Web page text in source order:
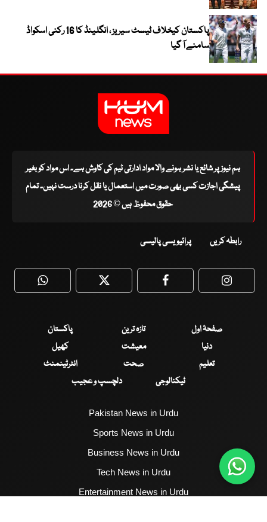
پاکستان کیخلاف ٹیسٹ سیریز ، انگلینڈ کا 16 رکنی اسکواڈ
سامنے آ گیا
ہم نیوز پر شائع یا نشر ہونے والا مواد ادارتی ٹیم کی کاوش ہے۔ اس مواد کو بغیر
پیشگی اجازت کسی بھی صورت میں استعمال یا نقل کرنا درست نہیں۔ تمام
حقوق محفوظ ہیں © 2026
رابطہ کریں پرائیویسی پالیسی
WhatsApp Twitter Facebook
صفحۂ اول تازہ ترین
پاکستان
دنیا
معیشت
کھیل
تعلیم
صحت
انٹرٹینمنٹ
ٹیکنالوجی
دلچسپ و عجیب
Pakistan News in Urdu
Sports News in Urdu
Business News in Urdu
Tech News in Urdu
Entertainment News in Urdu